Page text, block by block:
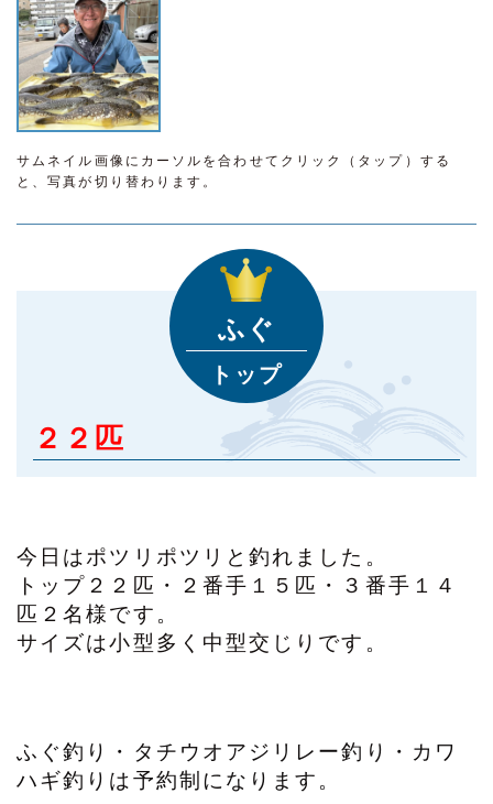
サムネイル画像にカーソルを合わせてクリック（タップ）する
と、写真が切り替わります。
ふぐ
トップ
２２匹
今日はポツリポツリと釣れました。
トップ２２匹・２番手１５匹・３番手１４
匹２名様です。
サイズは小型多く中型交じりです。
ふぐ釣り・タチウオアジリレー釣り・カワ
ハギ釣りは予約制になります。